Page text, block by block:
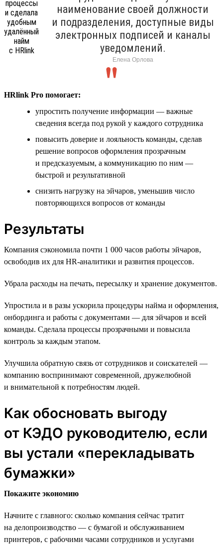
наименование своей должности
и подразделения, доступные виды
электронных подписей и каналы
уведомлений.
Елена Орлова
HRlink Pro помогает:
упростить получение информации — важные
сведения всегда под рукой у каждого сотрудника
повысить доверие и лояльность команды, сделав
решение вопросов оформления прозрачным
и предсказуемым, а коммуникацию по ним —
быстрой и результативной
снизить нагрузку на эйчаров, уменьшив число
повторяющихся вопросов от команды
Результаты
Компания сэкономила почти 1 000 часов работы эйчаров,
освободив их для HR-аналитики и развития процессов.
Убрала расходы на печать, пересылку и хранение документов.
Упростила и в разы ускорила процедуры найма и оформления,
онбординга и работы с документами — для эйчаров и всей
команды. Сделала процессы прозрачными и повысила
контроль за каждым этапом.
Улучшила обратную связь от сотрудников и соискателей —
компанию воспринимают современной, дружелюбной
и внимательной к потребностям людей.
Как обосновать выгоду
от КЭДО руководителю, если
вы устали «перекладывать
бумажки»
Покажите экономию
Начните с главного: сколько компания сейчас тратит
на делопроизводство — с бумагой и обслуживанием
принтеров, с рабочими часами сотрудников и услугами